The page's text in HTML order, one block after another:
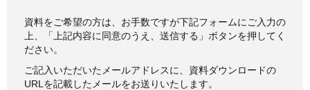
資料をご希望の方は、お手数ですが下記フォームにご入力の
上、「上記内容に同意のうえ、送信する」ボタンを押してく
ださい。
ご記入いただいたメールアドレスに、資料ダウンロードの
URLを記載したメールをお送りいたします。